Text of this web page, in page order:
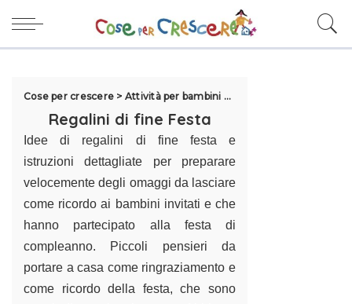
Cose per crescere > Attività per bambini
Regalini di fine Festa
Idee di regalini di fine festa e
istruzioni dettagliate per preparare
velocemente degli omaggi da lasciare
come ricordo ai bambini invitati e che
hanno partecipato alla festa di
compleanno. Piccoli pensieri da
portare a casa come ringraziamento e
come ricordo della festa, che sono